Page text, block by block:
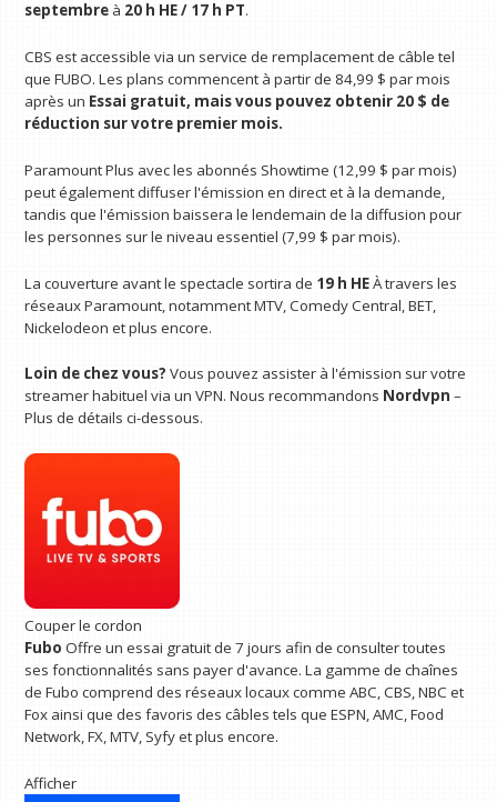
septembre à 20 h HE / 17 h PT.
CBS est accessible via un service de remplacement de câble tel
que FUBO. Les plans commencent à partir de 84,99 $ par mois
après un Essai gratuit, mais vous pouvez obtenir 20 $ de
réduction sur votre premier mois.
Paramount Plus avec les abonnés Showtime (12,99 $ par mois)
peut également diffuser l'émission en direct et à la demande,
tandis que l'émission baissera le lendemain de la diffusion pour
les personnes sur le niveau essentiel (7,99 $ par mois).
La couverture avant le spectacle sortira de 19 h HEÀ travers les
réseaux Paramount, notamment MTV, Comedy Central, BET,
Nickelodeon et plus encore.
Loin de chez vous?Vous pouvez assister à l'émission sur votre
streamer habituel via un VPN. Nous recommandons Nordvpn –
Plus de détails ci-dessous.
Couper le cordon
Fubo Offre un essai gratuit de 7 jours afin de consulter toutes
ses fonctionnalités sans payer d'avance. La gamme de chaînes
de Fubo comprend des réseaux locaux comme ABC, CBS, NBC et
Fox ainsi que des favoris des câbles tels que ESPN, AMC, Food
Network, FX, MTV, Syfy et plus encore.
Afficher